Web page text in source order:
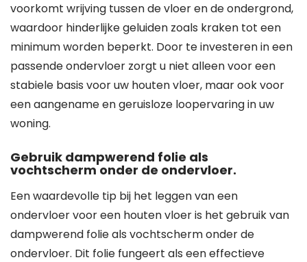
voorkomt wrijving tussen de vloer en de ondergrond,
waardoor hinderlijke geluiden zoals kraken tot een
minimum worden beperkt. Door te investeren in een
passende ondervloer zorgt u niet alleen voor een
stabiele basis voor uw houten vloer, maar ook voor
een aangename en geruisloze loopervaring in uw
woning.
Gebruik dampwerend folie als
vochtscherm onder de ondervloer.
Een waardevolle tip bij het leggen van een
ondervloer voor een houten vloer is het gebruik van
dampwerend folie als vochtscherm onder de
ondervloer. Dit folie fungeert als een effectieve